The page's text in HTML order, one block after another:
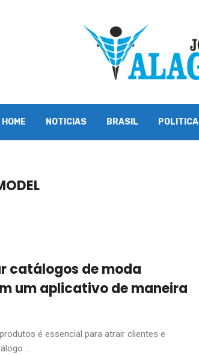
HOME NOTICIAS BRASIL POLITICA
catálogos de moda
um aplicativo de maneira
é essencial para atrair clientes e
...